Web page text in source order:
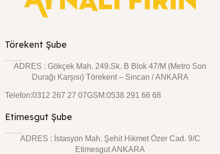
Törekent Şube
ADRES : Gökçek Mah. 249.Sk. B Blok 47/M (Metro Son
Durağı Karşısı) Törekent – Sincan / ANKARA
Telefon:0312 267 27 07GSM:0538 291 66 68
Etimesgut Şube
ADRES : İstasyon Mah. Şehit Hikmet Özer Cad. 9/C
Etimesgut ANKARA